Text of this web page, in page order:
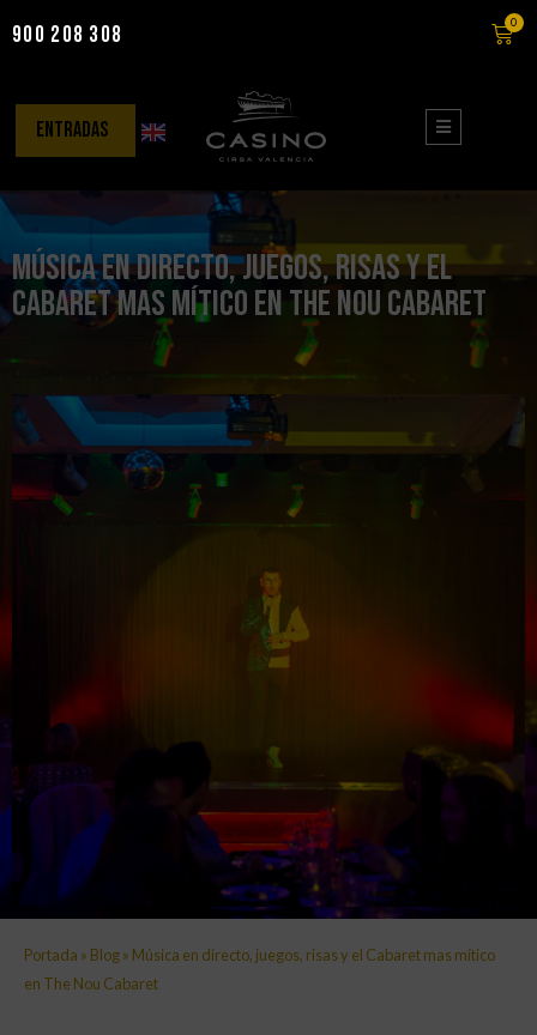
contenido
900 208 308 0
entradas
Música en directo, juegos, risas y el
Cabaret mas mítico en The Nou Cabaret
Portada » Blog» Música en directo, juegos, risas y el Cabaret mas mítico
en The Nou Cabaret